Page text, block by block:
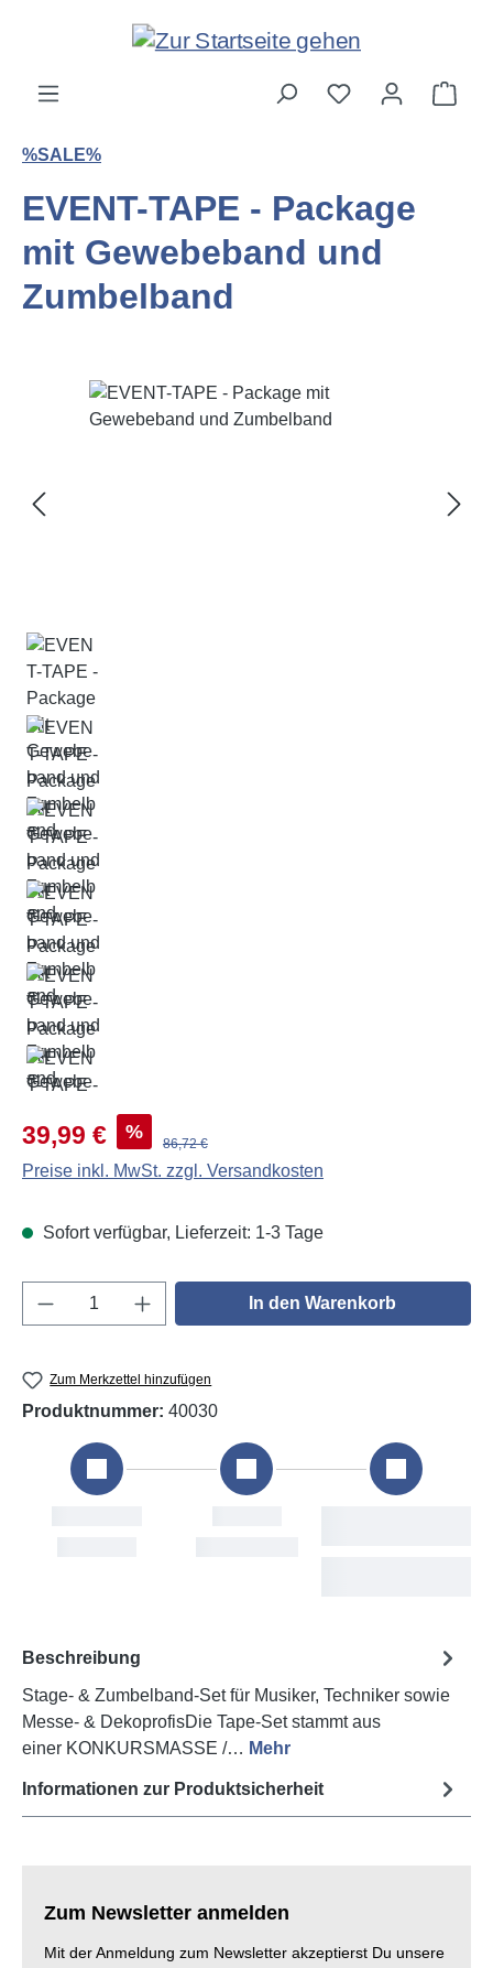
Zum Hauptinhalt springen
%SALE%
EVENT-TAPE - Package
mit Gewebeband und
Zumbelband
Bildergalerie überspringen
Verkaufspreis:
39,99 € % Regulärer Preis:
86,72 €
Preise inkl. MwSt. zzgl. Versandkosten
Sofort verfügbar, Lieferzeit: 1-3 Tage
Produkt Anzahl: Gib den gewünschten
In den Warenkorb
Zum Merkzettel hinzufügen
Produktnummer: 40030
Beschreibung
Stage- & Zumbelband-Set für Musiker, Techniker sowie
Messe- & DekoprofisDie Tape-Set stammt aus
einer KONKURSMASSE /… Mehr
Informationen zur Produktsicherheit
Zum Newsletter anmelden
Mit der Anmeldung zum Newsletter akzeptierst Du unsere